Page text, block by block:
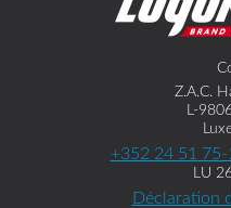
Z.A.C.
L-
+352 24 51 75-
LU
Déclaration